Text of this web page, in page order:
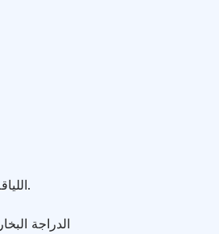
اللياقة البدنية واليوجا والبيلاتس.
الدراجة